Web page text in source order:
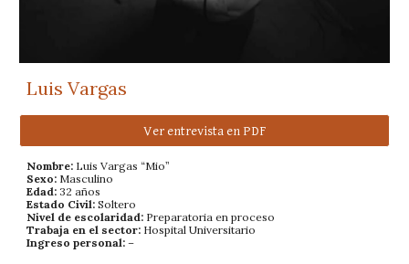
Luis Vargas
Ver entrevista en PDF
Nombre: Luis Vargas “Mio”
Sexo: Masculino
Edad:32 años
Estado Civil:Soltero
Nivel de escolaridad: Preparatoria en proceso
Trabaja en el sector: Hospital Universitario
Ingreso personal:–